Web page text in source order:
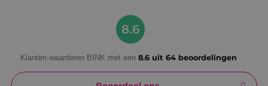
8.6
Klanten waarderen BINK met een 8.6 uit 64 beoordelingen
weken